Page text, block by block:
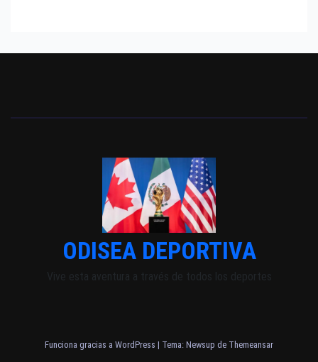
ODISEA DEPORTIVA
Vive esta aventura a través de todos los deportes
Funciona gracias a WordPress | Tema: Newsup de Themeansar